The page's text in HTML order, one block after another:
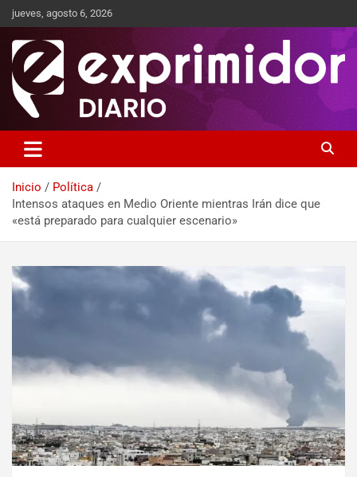
jueves, agosto 6, 2026
Exprimidor media
Inicio
Política
Intensos ataques en Medio Oriente mientras Irán dice que
«está preparado para cualquier escenario»